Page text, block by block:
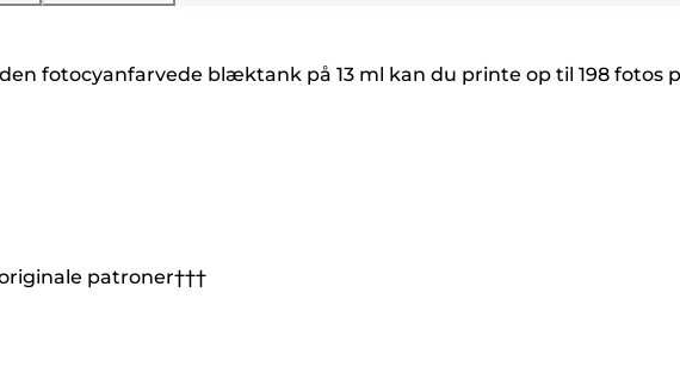
fotocyanfarvede blæktank på 13 ml kan du printe op til 198 fotos
patroner†††